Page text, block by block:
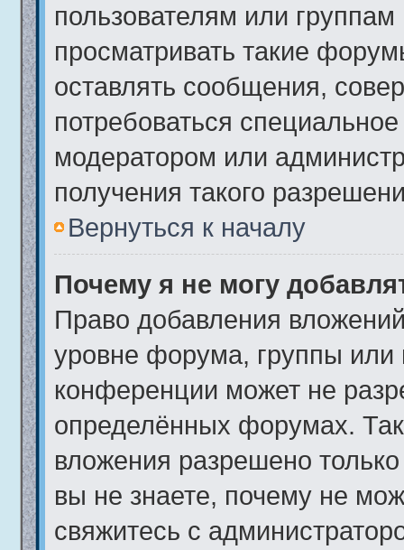
пользователям или
просматривать такие
оставлять сообщения,
потребоваться
модератором или
получения такого
Вернуться к началу
Почему я не могу
Право добавления
уровне форума, группы или
конференции может не
определённых форумах.
вложения разрешено
вы не знаете, почему не
свяжитесь с